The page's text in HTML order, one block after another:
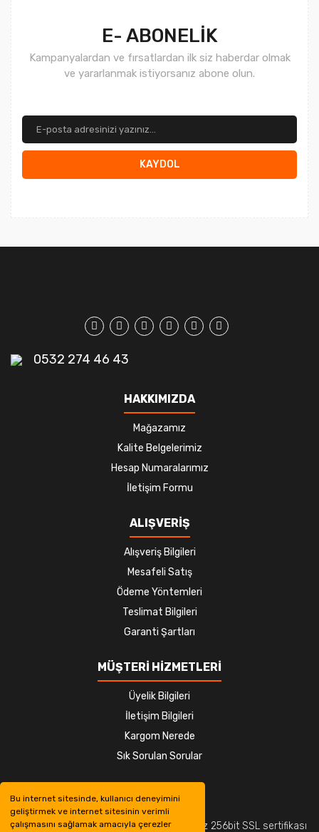
Bu internet sitesinde, kullanıcı deneyimini
geliştirmek ve internet sitesinin verimli
çalışmasını sağlamak amacıyla çerezler
E- ABONELİK
Kampanyalardan ve fırsatlardan ilk siz haberdar olmak
ve yararlanmak istiyorsanız abone olun.
KAYDOL
0532 274 46 43
HAKKIMIZDA
Mağazamız
Kalite Belgelerimiz
Hesap Numaralarımız
İletişim Formu
ALIŞVERİŞ
Alışveriş Bilgileri
Mesafeli Satış
Ödeme Yöntemleri
Teslimat Bilgileri
Garanti Şartları
MÜŞTERİ HİZMETLERİ
Üyelik Bilgileri
İletişim Bilgileri
Kargom Nerede
Sık Sorulan Sorular
© Tüm hakları saklıdır. Kredi kartı bilgileriniz 256bit SSL sertifikası